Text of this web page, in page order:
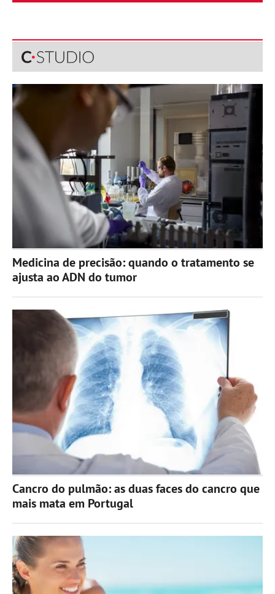
Medicina de precisão: quando o tratamento se
ajusta ao ADN do tumor
Cancro do pulmão: as duas faces do cancro que
mais mata em Portugal